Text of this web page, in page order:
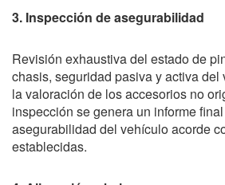
3. Inspección de asegurabilidad
Revisión exhaustiva del estado de
chasis, seguridad pasiva y activa
la valoración de los accesorios no
inspección se genera un informe
asegurabilidad del vehículo acorde
establecidas.